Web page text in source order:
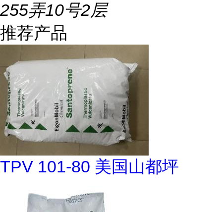
255弄10号2层
推荐产品
TPV 101-80 美国山都坪